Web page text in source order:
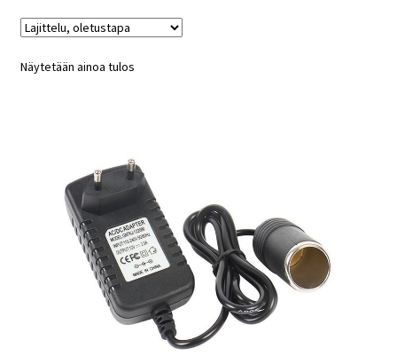
Ostoskori
Näytetään ainoa tulos